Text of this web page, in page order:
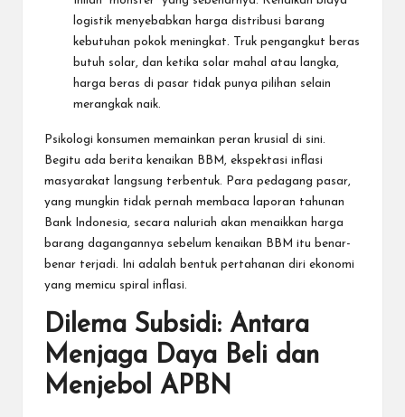
logistik menyebabkan harga distribusi barang
kebutuhan pokok meningkat. Truk pengangkut beras
butuh solar, dan ketika solar mahal atau langka,
harga beras di pasar tidak punya pilihan selain
merangkak naik.
Psikologi konsumen memainkan peran krusial di sini.
Begitu ada berita kenaikan BBM, ekspektasi inflasi
masyarakat langsung terbentuk. Para pedagang pasar,
yang mungkin tidak pernah membaca laporan tahunan
Bank Indonesia, secara naluriah akan menaikkan harga
barang dagangannya sebelum kenaikan BBM itu benar-
benar terjadi. Ini adalah bentuk pertahanan diri ekonomi
yang memicu spiral inflasi.
Dilema Subsidi: Antara
Menjaga Daya Beli dan
Menjebol APBN